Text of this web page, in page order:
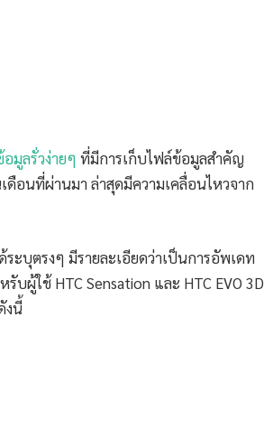
มูลรั่วง่ายๆ ที่มีการเก็บไฟล์ข้อมูลสำคัญ
ดือนที่ผ่านมา ล่าสุดมีความเคลื่อนไหวจาก
ะบุตรงๆ มีรายละเอียดว่าเป็นการอัพเดท
ผู้ใช้ HTC Sensation และ HTC EVO 3D
งนี้